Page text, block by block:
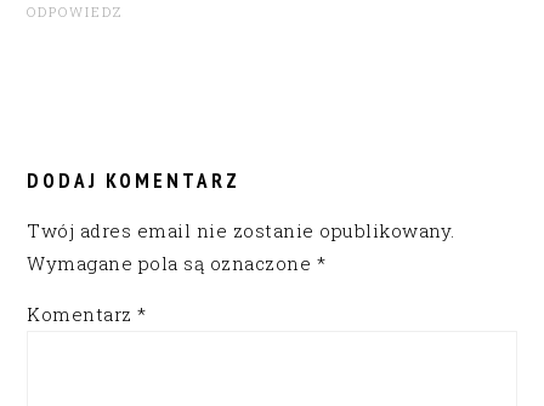
ODPOWIEDZ
DODAJ KOMENTARZ
Twój adres email nie zostanie opublikowany.
Wymagane pola są oznaczone *
Komentarz*